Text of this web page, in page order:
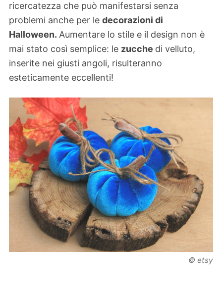
ricercatezza che può manifestarsi senza
problemi anche per le decorazioni di
Halloween. Aumentare lo stile e il design non è
mai stato così semplice: le zucche di velluto,
inserite nei giusti angoli, risulteranno
esteticamente eccellenti!
© etsy